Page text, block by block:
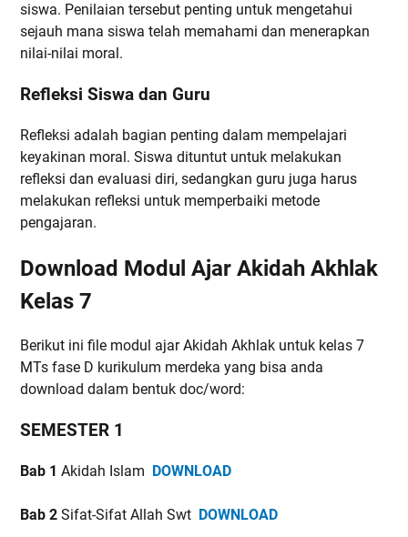
siswa. Penilaian tersebut penting untuk mengetahui
sejauh mana siswa telah memahami dan menerapkan
nilai-nilai moral.
Refleksi Siswa dan Guru
Refleksi adalah bagian penting dalam mempelajari
keyakinan moral. Siswa dituntut untuk melakukan
refleksi dan evaluasi diri, sedangkan guru juga harus
melakukan refleksi untuk memperbaiki metode
pengajaran.
Download Modul Ajar Akidah Akhlak
Kelas 7
Berikut ini file modul ajar Akidah Akhlak untuk kelas 7
MTs fase D kurikulum merdeka yang bisa anda
download dalam bentuk doc/word:
SEMESTER 1
Bab 1 Akidah Islam DOWNLOAD
Bab 2 Sifat-Sifat Allah Swt DOWNLOAD